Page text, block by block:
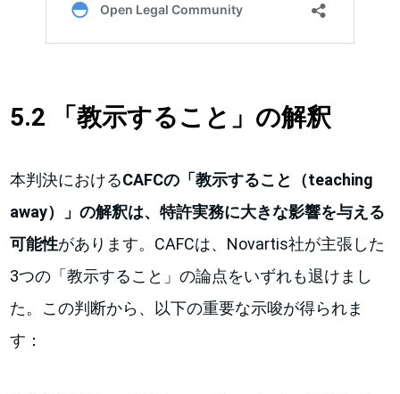
5.2 「教示すること」の解釈
本判決におけるCAFCの「教示すること（teaching
away）」の解釈は、特許実務に大きな影響を与える
可能性があります。CAFCは、Novartis社が主張した
3つの「教示すること」の論点をいずれも退けまし
た。この判断から、以下の重要な示唆が得られま
す：